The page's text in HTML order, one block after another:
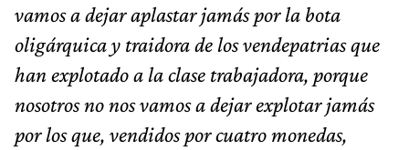
vamos a dejar aplastar jamás por la bota
oligárquica y traidora de los vendepatrias que
han explotado a la clase trabajadora, porque
nosotros no nos vamos a dejar explotar jamás
por los que, vendidos por cuatro monedas,